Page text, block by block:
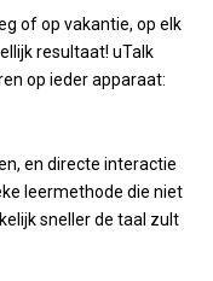
of op vakantie, op elk
resultaat! uTalk
op ieder apparaat:
en directe interactie
leermethode die niet
sneller de taal zult